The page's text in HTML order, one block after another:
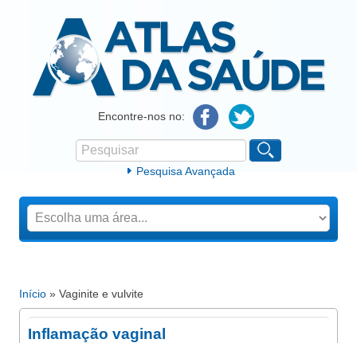
Atlas da SaúdeEncontre-nos no:
Formulário de procura
Pesquisar
Pesquisa Avançada
Está aqui
Início » Vaginite e vulvite
Inflamação vaginal